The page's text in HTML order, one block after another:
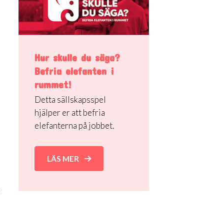
Hur skulle du säga?
Befria elefanten i
rummet!
Detta sällskapsspel
hjälper er att befria
elefanterna på jobbet.
LÄS MER